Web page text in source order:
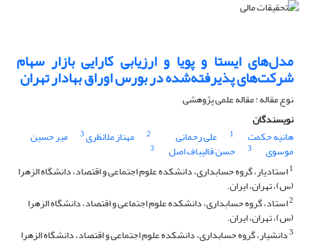
مدل‌های ایستا و پویا و ارزیابی کارایی بازار سهام
شرکت‌های پذیرفته‌شده در بورس اوراق بهادار تهران
نوع مقاله : مقاله علمی پژوهشی
نویسندگان
هانیه حکمت
1 علی رحمانی 2 مهناز ملانظری3 میر حسین
موسوی 3 حسن قالیباف اصل
3
1استادیار، گروه حسابداری، دانشکده علوم اجتماعی و اقتصاد، دانشگاه الزهرا
(س)، تهران، ایران.
2استاد، گروه حسابداری، دانشکده علوم اجتماعی و اقتصاد، دانشگاه الزهرا
(س)، تهران، ایران.
3دانشیار، گروه حسابداری، دانشکده علوم اجتماعی و اقتصاد، دانشگاه الزهرا